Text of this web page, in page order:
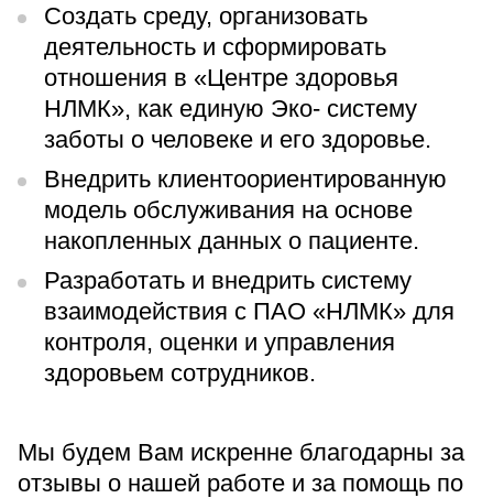
Создать среду, организовать
деятельность и сформировать
отношения в «Центре здоровья
НЛМК», как единую Эко- систему
заботы о человеке и его здоровье.
Внедрить клиентоориентированную
модель обслуживания на основе
накопленных данных о пациенте.
Разработать и внедрить систему
взаимодействия с ПАО «НЛМК» для
контроля, оценки и управления
здоровьем сотрудников.
Мы будем Вам искренне благодарны за
отзывы о нашей работе и за помощь по